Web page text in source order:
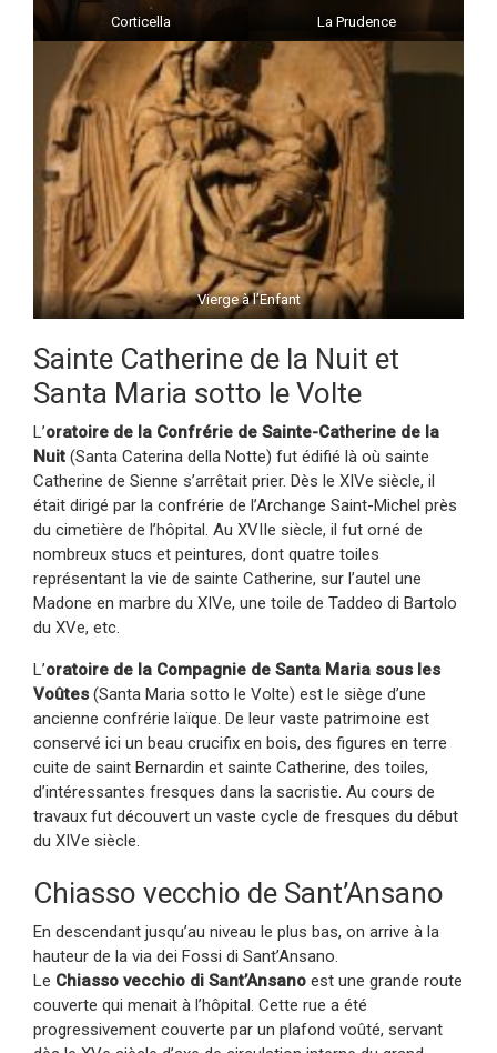
Corticella La Prudence
Vierge à l’Enfant
Sainte Catherine de la Nuit et
Santa Maria sotto le Volte
L’oratoire de la Confrérie de Sainte-Catherine de la
Nuit (Santa Caterina della Notte) fut édifié là où sainte
Catherine de Sienne s’arrêtait prier. Dès le XIVe siècle, il
était dirigé par la confrérie de l’Archange Saint-Michel près
du cimetière de l’hôpital. Au XVIIe siècle, il fut orné de
nombreux stucs et peintures, dont quatre toiles
représentant la vie de sainte Catherine, sur l’autel une
Madone en marbre du XIVe, une toile de Taddeo di Bartolo
du XVe, etc.
L’oratoire de la Compagnie de Santa Maria sous les
Voûtes (Santa Maria sotto le Volte) est le siège d’une
ancienne confrérie laïque. De leur vaste patrimoine est
conservé ici un beau crucifix en bois, des figures en terre
cuite de saint Bernardin et sainte Catherine, des toiles,
d’intéressantes fresques dans la sacristie. Au cours de
travaux fut découvert un vaste cycle de fresques du début
du XIVe siècle.
Chiasso vecchio de Sant’Ansano
En descendant jusqu’au niveau le plus bas, on arrive à la
hauteur de la via dei Fossi di Sant’Ansano.
Le Chiasso vecchio di Sant’Ansano est une grande route
couverte qui menait à l’hôpital. Cette rue a été
progressivement couverte par un plafond voûté, servant